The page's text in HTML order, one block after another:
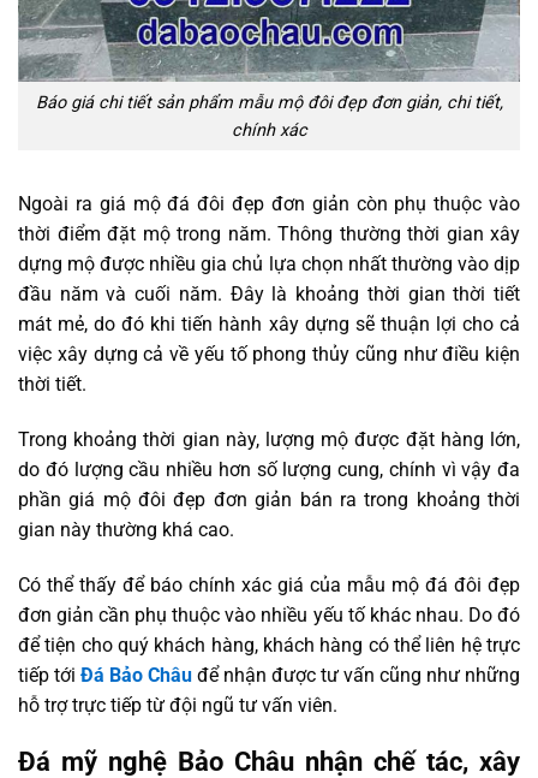
Báo giá chi tiết sản phẩm mẫu mộ đôi đẹp đơn giản, chi tiết,
chính xác
Ngoài ra giá mộ đá đôi đẹp đơn giản còn phụ thuộc vào
thời điểm đặt mộ trong năm. Thông thường thời gian xây
dựng mộ được nhiều gia chủ lựa chọn nhất thường vào dịp
đầu năm và cuối năm. Đây là khoảng thời gian thời tiết
mát mẻ, do đó khi tiến hành xây dựng sẽ thuận lợi cho cả
việc xây dựng cả về yếu tố phong thủy cũng như điều kiện
thời tiết.
Trong khoảng thời gian này, lượng mộ được đặt hàng lớn,
do đó lượng cầu nhiều hơn số lượng cung, chính vì vậy đa
phần giá mộ đôi đẹp đơn giản bán ra trong khoảng thời
gian này thường khá cao.
Có thể thấy để báo chính xác giá của mẫu mộ đá đôi đẹp
đơn giản cần phụ thuộc vào nhiều yếu tố khác nhau. Do đó
để tiện cho quý khách hàng, khách hàng có thể liên hệ trực
tiếp tới Đá Bảo Châu để nhận được tư vấn cũng như những
hỗ trợ trực tiếp từ đội ngũ tư vấn viên.
Đá mỹ nghệ Bảo Châu nhận chế tác, xây